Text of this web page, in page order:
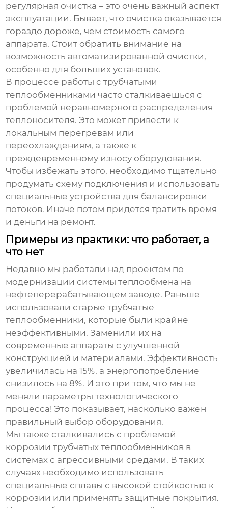
регулярная очистка – это очень важный аспект
эксплуатации. Бывает, что очистка оказывается
гораздо дороже, чем стоимость самого
аппарата. Стоит обратить внимание на
возможность автоматизированной очистки,
особенно для больших установок.
В процессе работы струбчатыми
теплообменниками часто сталкиваешься с
проблемой неравномерного распределения
теплоносителя. Это может привести к
локальным перегревам или
переохлаждениям, а также к
преждевременному износу оборудования.
Чтобы избежать этого, необходимо тщательно
продумать схему подключения и использовать
специальные устройства для балансировки
потоков. Иначе потом придется тратить время
и деньги на ремонт.
Примеры из практики: что работает, а
что нет
Недавно мы работали над проектом по
модернизации системы теплообмена на
нефтеперерабатывающем заводе. Раньше
использовали старыетрубчатые
теплообменники, которые были крайне
неэффективными. Заменили их на
современные аппараты с улучшенной
конструкцией и материалами. Эффективность
увеличилась на 15%, а энергопотребление
снизилось на 8%. И это при том, что мы не
меняли параметры технологического
процесса! Это показывает, насколько важен
правильный выбор оборудования.
Мы также сталкивались с проблемой
коррозиитрубчатых теплообменников в
системах с агрессивными средами. В таких
случаях необходимо использовать
специальные сплавы с высокой стойкостью к
коррозии или применять защитные покрытия.